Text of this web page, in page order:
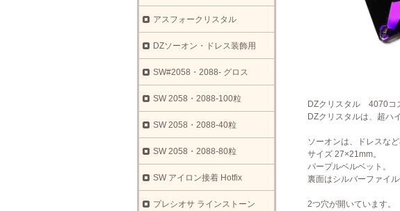
DZクリスタル 4070コ
DZクリスタルは、超ハ
ソーオンは、ドレスな
サイズ 27×21mm。
パープルベルベット。
裏面はシルバーファイル
2つ穴が開いています。
アスフォークリスタル
DZソーオン・ドレス装飾用
SW#2058・2088- グロス
SW 2058・2088-100粒
SW 2058・2088-40粒
SW 2058・2088-80粒
SW アイロン接着 Hotfix
プレシオサ ラインストーン